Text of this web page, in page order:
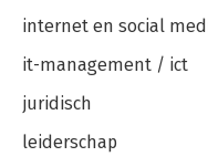
internet en social
it-management / ict
juridisch
leiderschap